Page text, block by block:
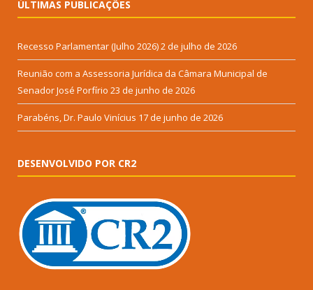
ÚLTIMAS PUBLICAÇÕES
Recesso Parlamentar (Julho 2026)2 de julho de 2026
Reunião com a Assessoria Jurídica da Câmara Municipal de
Senador José Porfírio 23 de junho de 2026
Parabéns, Dr. Paulo Vinícius 17 de junho de 2026
DESENVOLVIDO POR CR2